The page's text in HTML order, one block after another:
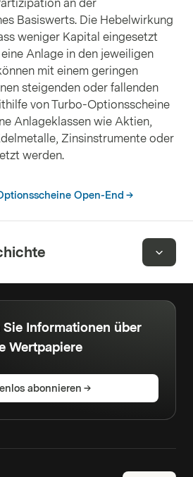
an der
Basiswerts. Die Hebelwirkung
weniger Kapital eingesetzt
Anlage in den jeweiligen
mit einem geringen
steigenden oder fallenden
von Turbo-Optionsscheine
Anlageklassen wie Aktien,
Zinsinstrumente oder
werden.
Open-End
Informationen über
Wertpapiere
abonnieren